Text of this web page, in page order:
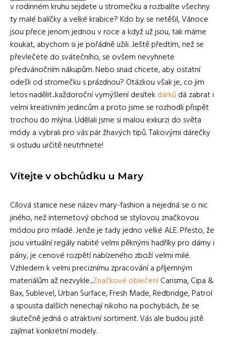
v rodinném kruhu sejdete u stromečku a rozbalíte všechny
ty malé balíčky a velké krabice? Kdo by se netěšil, Vánoce
jsou přece jenom jednou v roce a když už jsou, tak máme
koukat, abychom si je pořádně užili. Ještě předtím, než se
převlečete do svátečního, se ovšem nevyhnete
předvánočním nákupům. Nebo snad chcete, aby ostatní
odešli od stromečku s prázdnou? Otázkou však je, co jim
letos nadělit...každoroční vymýšlení desítekdárkůdá zabrat i
velmi kreativním jedincům a proto jsme se rozhodli přispět
trochou do mlýna. Udělali jsme si malou exkurzi do světa
módy a vybrali pro vás pár žhavých tipů. Takovými dárečky
si ostudu určitě neutrhnete!
Vítejte v obchůdku u Mary
Cílová stanice nese název mary-fashion a nejedná se o nic
jiného, než internetový obchod se stylovou značkovou
módou pro mladé. Jenže je tady jedno velké ALE. Přesto, že
jsou virtuální regály nabité velmi pěknými hadříky pro dámy i
pány, je cenové rozpětí nabízeného zboží velmi milé.
Vzhledem k velmi preciznímu zpracování a příjemným
materiálům až nezvykle...Značkové oblečeníCarisma, Cipa &
Bax, Sublevel, Urban Surface, Fresh Made, Redbridge, Patrol
a spousta dalších nenechají nikoho na pochybách, že se
skutečně jedná o atraktivní sortiment. Vás ale budou jistě
zajímat konkrétní modely.